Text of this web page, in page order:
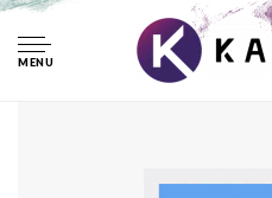
MENU
Poster- Platoon, The
Originele Filmposter , Premium